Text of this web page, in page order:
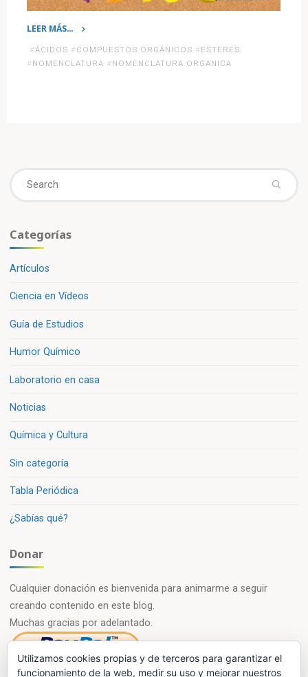
LEER MÁS…
«Ésteres.
Ejercicios
# ÁCIDOS # COMPUESTOS ORGÁNICOS # ESTERES
# NOMENCLATURA # NOMENCLATURA ORGANICA
Categorías
Artículos
Ciencia en Vídeos
Guía de Estudios
Humor Químico
Laboratorio en casa
Noticias
Química y Cultura
Sin categoría
Tabla Periódica
¿Sabías qué?
Donar
Cualquier donación es bienvenida para animarme a seguir
creando contenido en este blog.
Muchas gracias por adelantado.
Utilizamos cookies propias y de terceros para garantizar el
funcionamiento de la web, medir su uso y mejorar nuestros